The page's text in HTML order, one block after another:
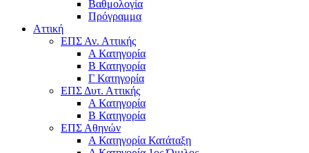
Βαθμολογία
Πρόγραμμα
Αττική
ΕΠΣ Αν. Αττικής
Α Κατηγορία
Β Κατηγορία
Γ Κατηγορία
ΕΠΣ Δυτ. Αττικής
Α Κατηγορία
Β Κατηγορία
ΕΠΣ Αθηνών
Α Κατηγορία Κατάταξη